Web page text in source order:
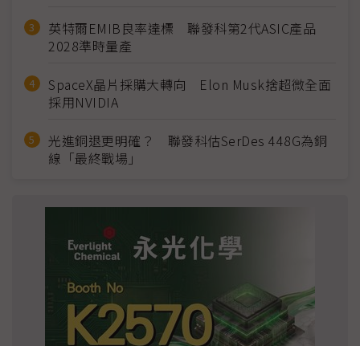
英特爾EMIB良率達標 聯發科第2代ASIC產品
2028準時量產
SpaceX晶片採購大轉向 Elon Musk捨超微全面
採用NVIDIA
光進銅退更明確？ 聯發科估SerDes 448G為銅
線「最終戰場」